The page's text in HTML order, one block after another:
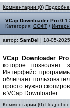
Комментарии (0)
VCap Downloader Pro
Категория: СОФТ /
автор: SamDel | 18-05-
VCap Downloader Pro
которое позволяет
Интерфейс
облегчает
просто нужно
в VCap Downloader.
Комментарии (0)